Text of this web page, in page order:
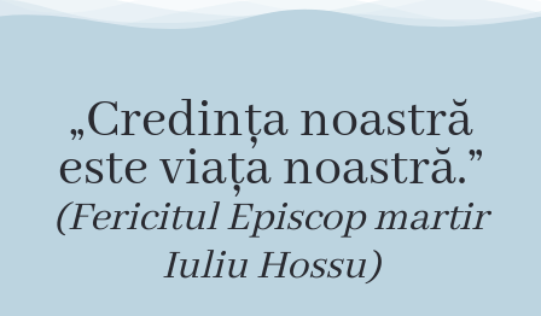
„Credința noastră
este viața noastră.”
(Fericitul Episcop martir
Iuliu Hossu)